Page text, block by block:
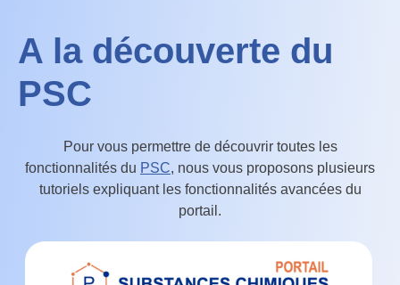
A la découverte du
PSC
Pour vous permettre de découvrir toutes les
fonctionnalités du PSC, nous vous proposons plusieurs
tutoriels expliquant les fonctionnalités avancées du
portail.